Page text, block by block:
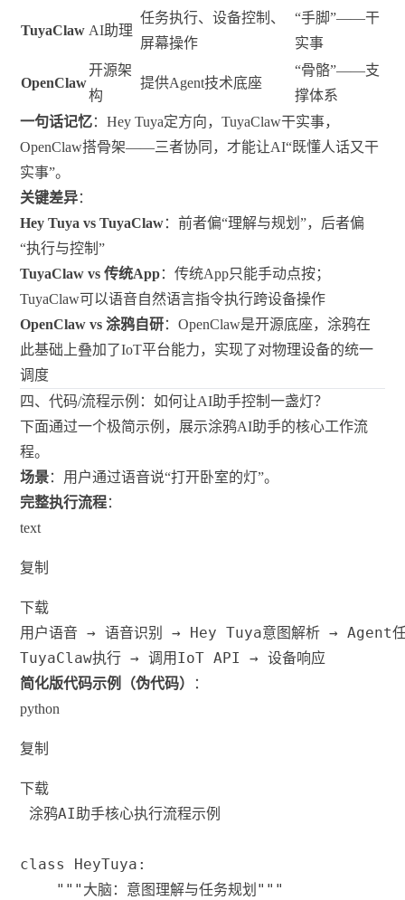
TuyaClaw AI助理
任务执行、设备控制、
屏幕操作
“手脚”——干
实事
OpenClaw
开源架
构
提供Agent技术底座
“骨骼”——支
撑体系
一句话记忆：Hey Tuya定方向，TuyaClaw干实事，
OpenClaw搭骨架——三者协同，才能让AI“既懂人话又干
实事”。
关键差异：
Hey Tuya vs TuyaClaw：前者偏“理解与规划”，后者偏
“执行与控制”
TuyaClaw vs 传统App：传统App只能手动点按；
TuyaClaw可以语音自然语言指令执行跨设备操作
OpenClaw vs 涂鸦自研：OpenClaw是开源底座，涂鸦在
此基础上叠加了IoT平台能力，实现了对物理设备的统一
调度
四、代码/流程示例：如何让AI助手控制一盏灯？
下面通过一个极简示例，展示涂鸦AI助手的核心工作流
程。
场景：用户通过语音说“打开卧室的灯”。
完整执行流程：
text
复制
下载
用户语音 → 语音识别 → Hey Tuya意图解析 → Agent
TuyaClaw执行 → 调用IoT API → 设备响应
简化版代码示例（伪代码）
：
python
复制
下载
涂鸦AI助手核心执行流程示例
class HeyTuya :
"""大脑：意图理解与任务规划"""